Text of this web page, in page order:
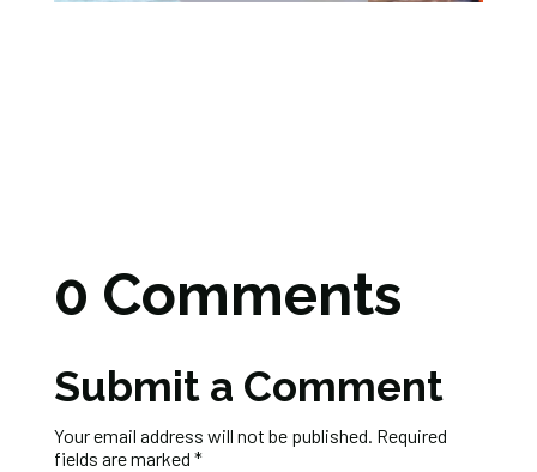
0 Comments
Submit a Comment
Your email address will not be published. Required
fields are marked *